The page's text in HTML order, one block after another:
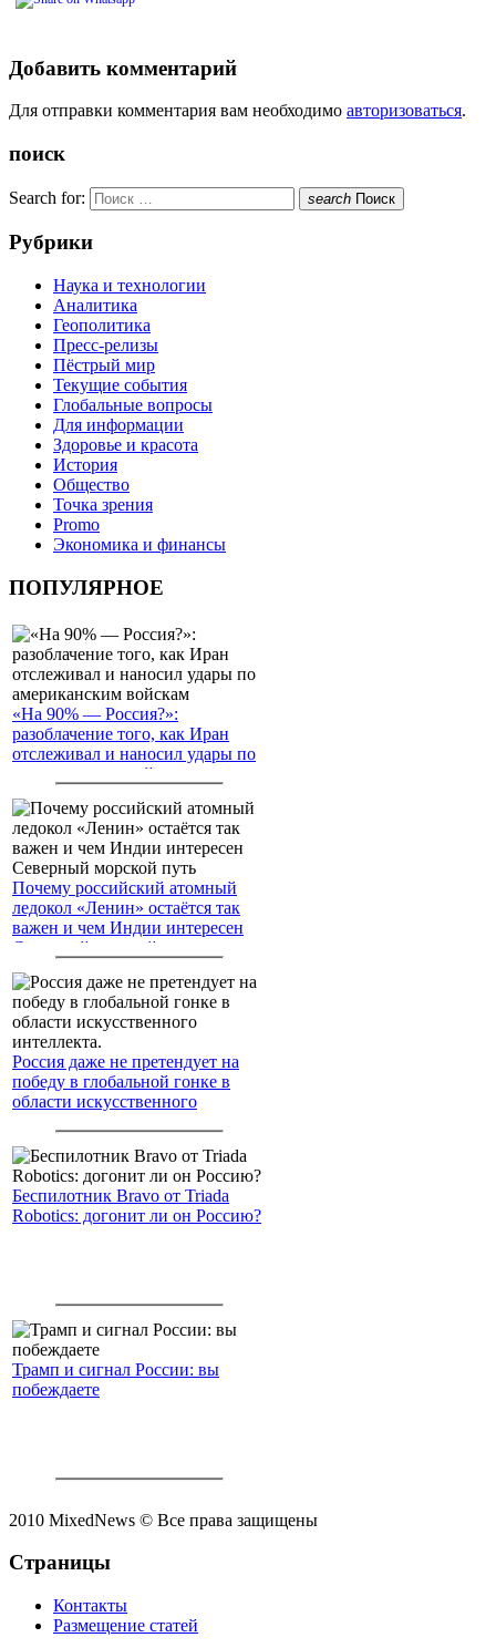
Добавить комментарий
Для отправки комментария вам необходимо авторизоваться.
поиск
Search for: search Поиск
Рубрики
Наука и технологии
Аналитика
Геополитика
Пресс-релизы
Пёстрый мир
Текущие события
Глобальные вопросы
Для информации
Здоровье и красота
История
Общество
Точка зрения
Promo
Экономика и финансы
ПОПУЛЯРНОЕ
«На 90% — Россия?»:
разоблачение того, как Иран
отслеживал и наносил удары по
американским войскам
Почему российский атомный
ледокол «Ленин» остаётся так
важен и чем Индии интересен
Северный морской путь
Россия даже не претендует на
победу в глобальной гонке в
области искусственного
Беспилотник Bravo от Triada
Robotics: догонит ли он Россию?
Трамп и сигнал России: вы
побеждаете
2010 MixedNews © Все права защищены
Страницы
Контакты
Размещение статей